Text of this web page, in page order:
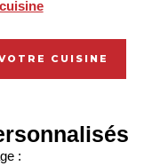
CUISINE
: